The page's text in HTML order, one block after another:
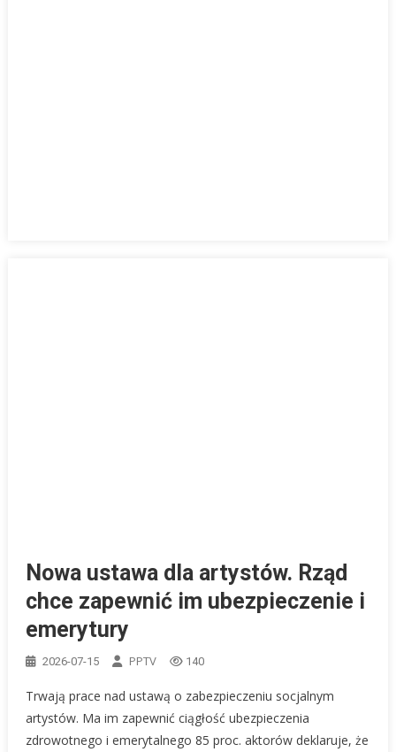
Nowa ustawa dla artystów. Rząd
chce zapewnić im ubezpieczenie i
emerytury
2026-07-15 PPTV 140
Trwają prace nad ustawą o zabezpieczeniu socjalnym
artystów. Ma im zapewnić ciągłość ubezpieczenia
zdrowotnego i emerytalnego 85 proc. aktorów deklaruje, że